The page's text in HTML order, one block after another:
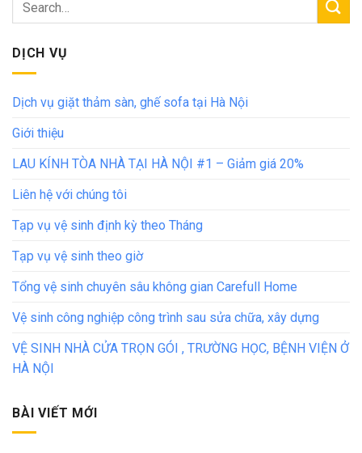
DỊCH VỤ
Dịch vụ giặt thảm sàn, ghế sofa tại Hà Nội
Giới thiệu
LAU KÍNH TÒA NHÀ TẠI HÀ NỘI #1 – Giảm giá 20%
Liên hệ với chúng tôi
Tạp vụ vệ sinh định kỳ theo Tháng
Tạp vụ vệ sinh theo giờ
Tổng vệ sinh chuyên sâu không gian Carefull Home
Vệ sinh công nghiệp công trình sau sửa chữa, xây dựng
VỆ SINH NHÀ CỬA TRỌN GÓI , TRƯỜNG HỌC, BỆNH VIỆN Ở
HÀ NỘI
BÀI VIẾT MỚI